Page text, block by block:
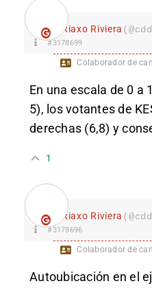
Riaxo Riviera
#3178699
Colaborador de
En una escala de 0 a
5), los votantes de
derechas (6,8) y
1
Riaxo Riviera
#3178696
Colaborador de
Autoubicación en el